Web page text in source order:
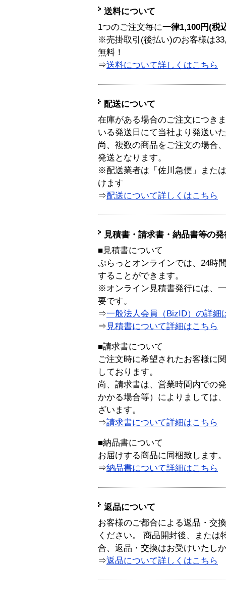
送料について
1つのご注文毎に一律1,100円(税
※売掛取引(後払い)のお客様は
無料！
⇒送料について詳しくはこちら
配送について
在庫がある場合のご注文につき
いる発送日にて当社より発送い
尚、複数の商品をご注文の場合
発送となります。
※配送業者は「佐川急便」また
けます
⇒配送について詳しくはこちら
見積書・請求書・納品書等の
■見積書について
ぷらっとオンラインでは、24時
することができます。
※オンライン見積書発行には、
要です。
⇒一般法人会員（BizID）の詳細
⇒ 見積書について詳細はこちら
■請求書について
ご注文時に希望されたお客様に
しております。
尚、請求書は、営業時間内での
かかる場合等）によりましては
ざいます。
⇒請求書について詳細はこちら
■納品書について
お届けする商品に同梱致します。
⇒納品書について詳細はこちら
返品について
お客様のご都合による返品・交
ください。 商品開封後、または
合、返品・交換はお受けいたし
⇒返品について詳しくはこちら